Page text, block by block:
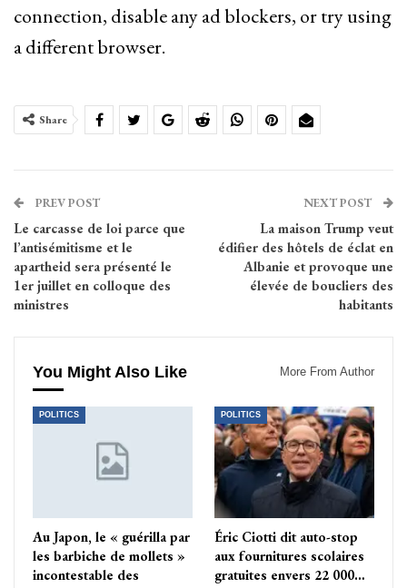
connection, disable any ad blockers, or try using
a different browser.
Share
PREV POST
Le carcasse de loi parce que
l’antisémitisme et le
apartheid sera présenté le
1er juillet en colloque des
ministres
NEXT POST
La maison Trump veut
édifier des hôtels de éclat en
Albanie et provoque une
élevée de boucliers des
habitants
You Might Also Like More From Author
POLITICS
Au Japon, le « guérilla par
les barbiche de mollets »
incontestable des
POLITICS
Éric Ciotti dit auto-stop
aux fournitures scolaires
gratuites envers 22 000…